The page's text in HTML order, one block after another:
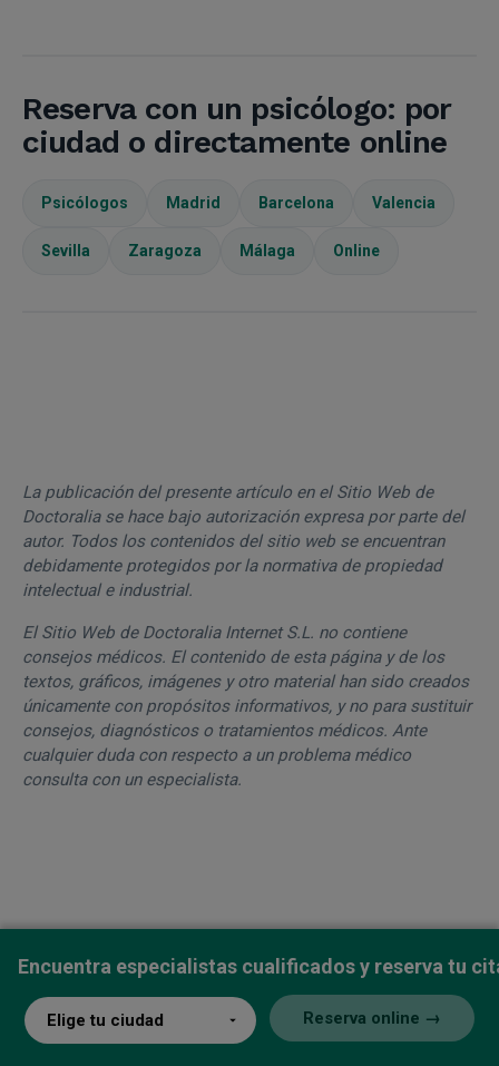
Reserva con un psicólogo: por
ciudad o directamente online
Psicólogos Madrid Barcelona Valencia
Sevilla Zaragoza Málaga Online
Encuentra especialistas cualificados y reserva tu
Reserva online →
La publicación del presente artículo en el Sitio Web de
Doctoralia se hace bajo autorización expresa por parte del
autor. Todos los contenidos del sitio web se encuentran
debidamente protegidos por la normativa de propiedad
intelectual e industrial.
El Sitio Web de Doctoralia Internet S.L. no contiene
consejos médicos. El contenido de esta página y de los
textos, gráficos, imágenes y otro material han sido creados
únicamente con propósitos informativos, y no para sustituir
consejos, diagnósticos o tratamientos médicos. Ante
cualquier duda con respecto a un problema médico
consulta con un especialista.